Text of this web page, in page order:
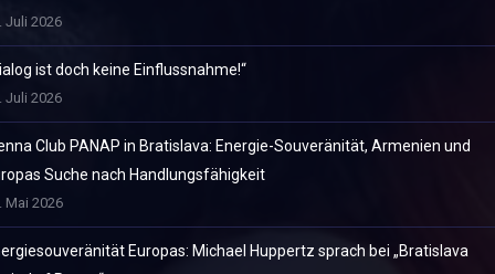
Juli 2026
ist doch keine Einflussnahme!“
Juli 2026
Club PANAP in Bratislava: Energie-Souveränität, Armenien und
Suche nach Handlungsfähigkeit
Mai 2026
Europas: Michael Huppertz sprach bei „Bratislava